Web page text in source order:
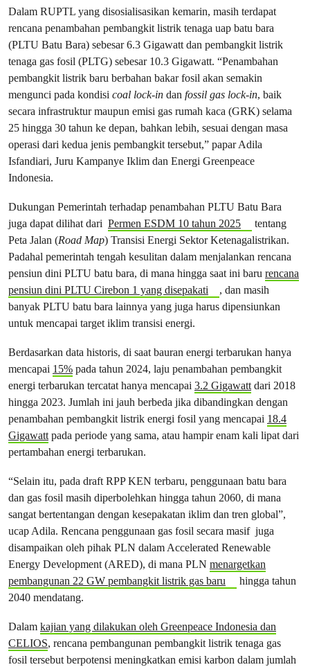
Dalam RUPTL yang disosialisasikan kemarin, masih terdapat
rencana penambahan pembangkit listrik tenaga uap batu bara
(PLTU Batu Bara) sebesar 6.3 Gigawatt dan pembangkit listrik
tenaga gas fosil (PLTG) sebesar 10.3 Gigawatt. “Penambahan
pembangkit listrik baru berbahan bakar fosil akan semakin
mengunci pada kondisi coal lock-in dan fossil gas lock-in, baik
secara infrastruktur maupun emisi gas rumah kaca (GRK) selama
25 hingga 30 tahun ke depan, bahkan lebih, sesuai dengan masa
operasi dari kedua jenis pembangkit tersebut,” papar Adila
Isfandiari, Juru Kampanye Iklim dan Energi Greenpeace
Indonesia.
Dukungan Pemerintah terhadap penambahan PLTU Batu Bara
juga dapat dilihat dari Permen ESDM 10 tahun 2025
tentang
Peta Jalan (Road Map) Transisi Energi Sektor Ketenagalistrikan.
Padahal pemerintah tengah kesulitan dalam menjalankan rencana
pensiun dini PLTU batu bara, di mana hingga saat ini baru rencana
pensiun dini PLTU Cirebon 1 yang disepakati
, dan masih
banyak PLTU batu bara lainnya yang juga harus dipensiunkan
untuk mencapai target iklim transisi energi.
Berdasarkan data historis, di saat bauran energi terbarukan hanya
mencapai 15% pada tahun 2024, laju penambahan pembangkit
energi terbarukan tercatat hanya mencapai 3.2 Gigawattdari 2018
hingga 2023. Jumlah ini jauh berbeda jika dibandingkan dengan
penambahan pembangkit listrik energi fosil yang mencapai 18.4
Gigawattpada periode yang sama, atau hampir enam kali lipat dari
pertambahan energi terbarukan.
“Selain itu, pada draft RPP KEN terbaru, penggunaan batu bara
dan gas fosil masih diperbolehkan hingga tahun 2060, di mana
sangat bertentangan dengan kesepakatan iklim dan tren global”,
ucap Adila. Rencana penggunaan gas fosil secara masif juga
disampaikan oleh pihak PLN dalam Accelerated Renewable
Energy Development (ARED), di mana PLN menargetkan
pembangunan 22 GW pembangkit listrik gas baru
hingga tahun
2040 mendatang.
Dalam kajian yang dilakukan oleh Greenpeace Indonesia dan
CELIOS, rencana pembangunan pembangkit listrik tenaga gas
fosil tersebut berpotensi meningkatkan emisi karbon dalam jumlah